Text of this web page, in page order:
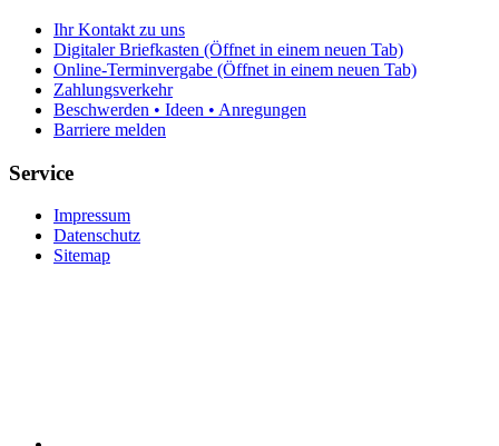
Ihr Kontakt zu uns
Digitaler Briefkasten (Öffnet in einem neuen Tab)
Online-Terminvergabe (Öffnet in einem neuen Tab)
Zahlungsverkehr
Beschwerden • Ideen • Anregungen
Barriere melden
Service
Impressum
Datenschutz
Sitemap